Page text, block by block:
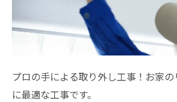
プロの手による取り外し工事！お家
に最適な工事です。